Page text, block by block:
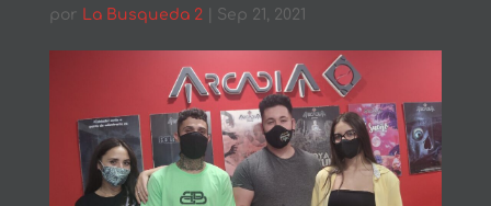
por La Busqueda 2| Sep 21, 2021